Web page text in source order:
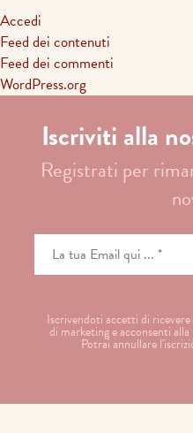
Accedi
Feed dei contenuti
Feed dei commenti
WordPress.org
Iscriviti alla
Registrati per
Iscrivendoti accetti di
di marketing e acconsenti
Potrai annullare